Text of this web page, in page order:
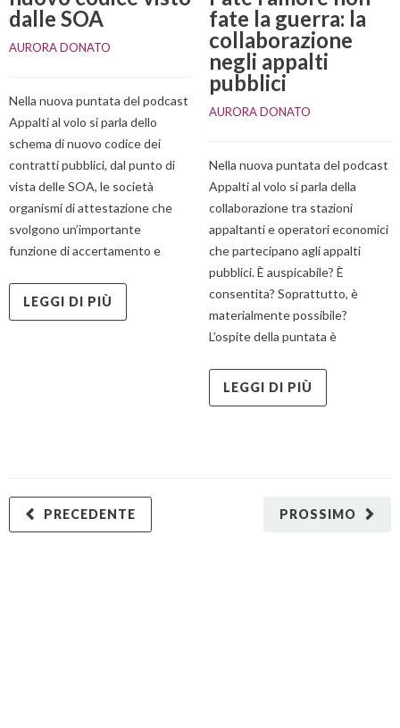
dalle SOA
AURORA DONATO
Nella nuova puntata del podcast
Appalti al volo si parla dello
schema di nuovo codice dei
contratti pubblici, dal punto di
vista delle SOA, le società
organismi di attestazione che
svolgono un’importante
funzione di accertamento e
LEGGI DI PIÙ
fate la guerra: la
collaborazione
negli appalti
pubblici
AURORA DONATO
Nella nuova puntata del podcast
Appalti al volo si parla della
collaborazione tra stazioni
appaltanti e operatori economici
che partecipano agli appalti
pubblici. È auspicabile? È
consentita? Soprattutto, è
materialmente possibile?
L’ospite della puntata è
LEGGI DI PIÙ
PROSSIMO
PRECEDENTE